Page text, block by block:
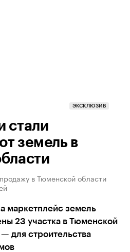
ЭКСКЛЮЗИВ
стали
земель в
в Тюменской области
маркетплейс земель
23 участка в Тюменской
для строительства